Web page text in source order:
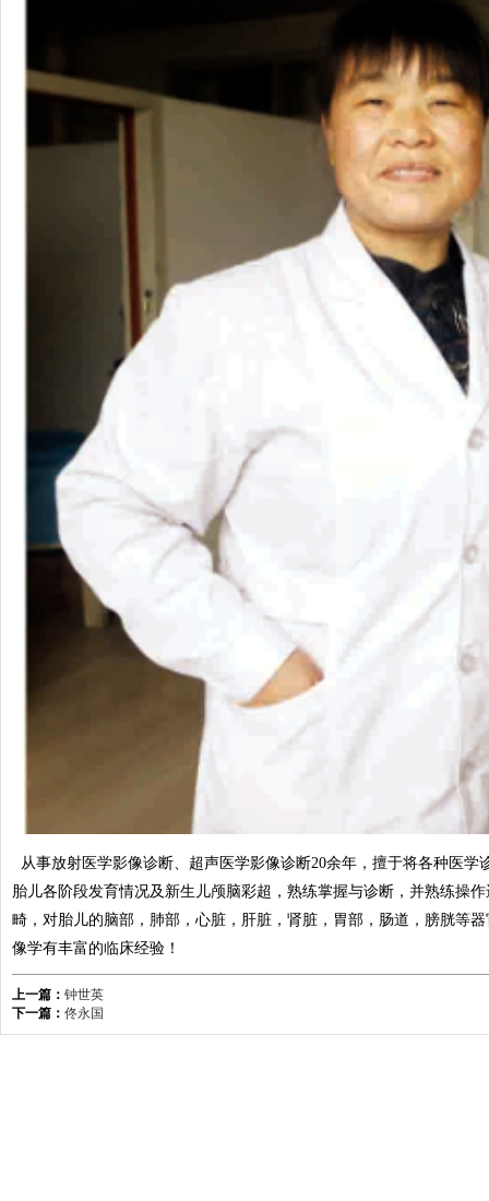
从事放射医学影像诊断、超声医学影像诊断20余年，擅于将各种医学
胎儿各阶段发育情况及新生儿颅脑彩超，熟练掌握与诊断，并熟练操
畸，对胎儿的脑部，肺部，心脏，肝脏，肾脏，胃部，肠道，膀胱等
像学有丰富的临床经验！
上一篇： 钟世英
下一篇： 佟永国